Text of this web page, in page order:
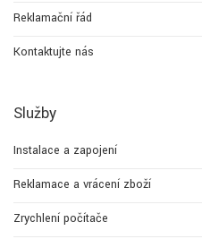
Reklamační řád
Kontaktujte nás
Služby
Instalace a zapojení
Reklamace a vrácení zboží
Zrychlení počítače